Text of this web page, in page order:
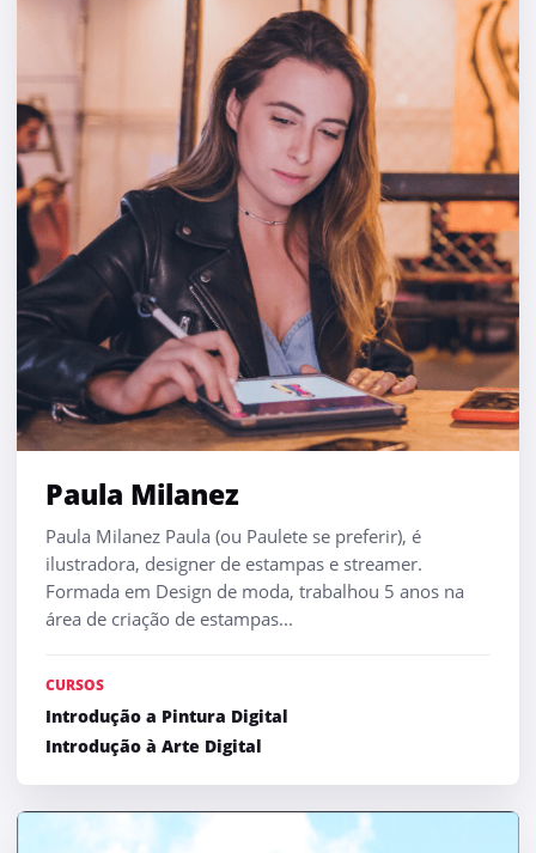
Paula Milanez
Paula Milanez Paula (ou Paulete se preferir), é
ilustradora, designer de estampas e streamer.
Formada em Design de moda, trabalhou 5 anos na
área de criação de estampas...
CURSOS
Introdução a Pintura Digital
Introdução à Arte Digital